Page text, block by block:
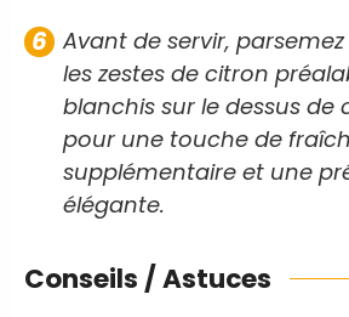
Avant de servir,
les zestes de citron
blanchis sur le dessus de
pour une touche de
supplémentaire et une
élégante.
Conseils / Astuces